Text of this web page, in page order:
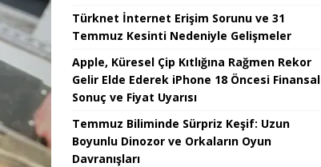
Türknet İnternet Erişim Sorunu ve 31
Temmuz Kesinti Nedeniyle Gelişmeler
Apple, Küresel Çip Kıtlığına Rağmen Rekor
Gelir Elde Ederek iPhone 18 Öncesi Finansal
Sonuç ve Fiyat Uyarısı
Temmuz Biliminde Sürpriz Keşif: Uzun
Boyunlu Dinozor ve Orkaların Oyun
Davranışları